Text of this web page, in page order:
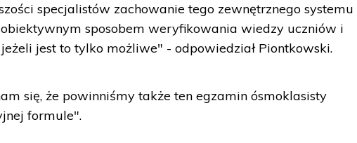
specjalistów zachowanie tego zewnętrznego systemu
sposobem weryfikowania wiedzy uczniów i
jest to tylko możliwe" - odpowiedział Piontkowski.
się, że powinniśmy także ten egzamin ósmoklasisty
formule".